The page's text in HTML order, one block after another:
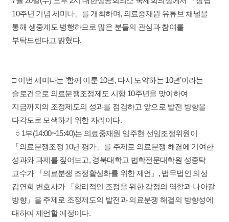
10주년 기념 세미나」를 개최하며, 의료중재원 유튜브 채널을
통해 생중계도 병행하므로 많은 분들의 관심과 참여를
부탁드린다고 밝혔다.
□ 이번 세미나는 ‘함께 이룬 10년, 다시 도약하는 10년’이라는
슬로건으로 의료분쟁조정제도 시행 10주년을 맞이하여
지금까지의 조정제도의 성과를 점검하고 앞으로 발전 방향을
다각도로 모색하기 위한 자리이다.
○ 1부(14:00~15:40)는 의료중재원 임주현 선임조정위원이
「의료분쟁조정 10년 평가」를 주제로 의료분쟁 해결에 기여한
성과와 과제를 짚어보고, 경북대학교 법학전문대학원 성중탁
교수가 「의료분쟁 조정활성화를 위한 제언」, 법무법인 의성
김연희 변호사가 「합리적인 조정을 위한 감정의 역할과 나아갈
방향」을 주제로 조정제도의 발전과 의료분쟁 해결의 방향성에
대하여 제언할 예정이다.